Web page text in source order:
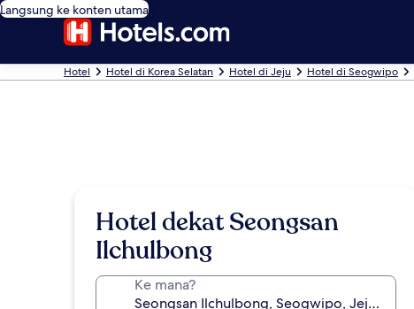
Langsung ke konten utama
Hotel Hotel di Korea Selatan Hotel di Jeju Hotel di Seogwipo
Hotel dekat Seongsan
Ilchulbong
Ke mana?